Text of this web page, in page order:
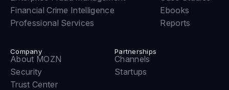
Financial Crime Intelligence
Professional Services
Ebooks
Reports
Company
About MOZN
Security
Trust Center
Partnerships
Channels
Startups